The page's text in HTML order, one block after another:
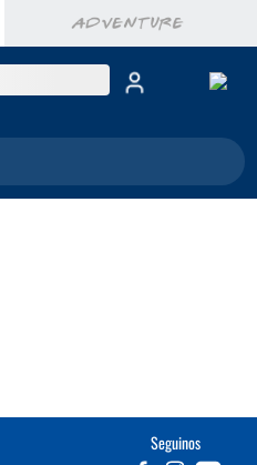
Seguinos